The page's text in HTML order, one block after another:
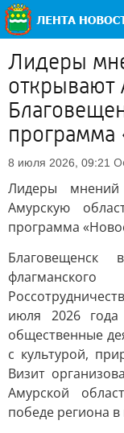
Лидеры
открывают
программа
8 июля 2026, 09:21
Лидеры
Амурскую
программа
Благовещенск
июля 2026
общественные
с культурой,
Визит
Амурской
победе региона